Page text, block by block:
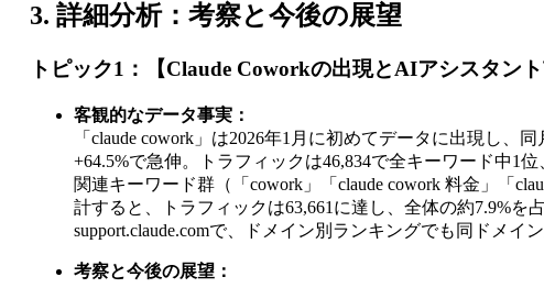
3. 詳細分析：考察と今後の展望
トピック1：【Claude Coworkの出現とAIアシスタン
客観的なデータ事実：
「claude cowork」は2026年1月に初めてデータに出現し、
+64.5%で急伸。トラフィックは46,834で全キーワード中1
関連キーワード群（「cowork」「claude cowork 料金」「
計すると、トラフィックは63,661に達し、全体の約7.9%を
support.claude.comで、ドメイン別ランキングでも同ドメイ
考察と今後の展望：